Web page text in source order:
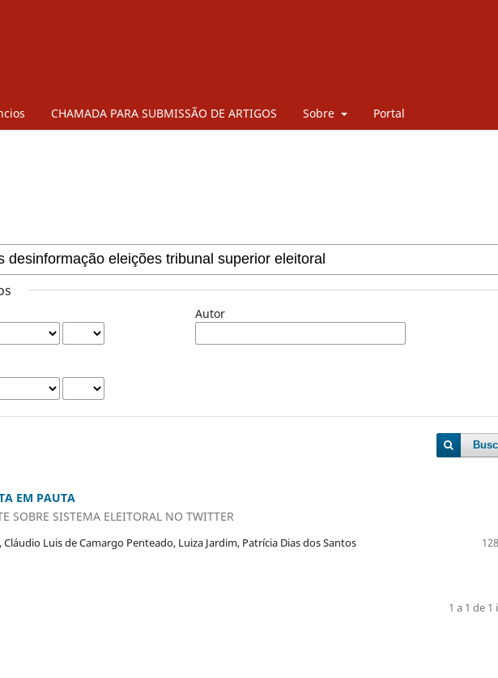
CHAMADA PARA SUBMISSÃO DE ARTIGOS Sobre Portal
Autor
EM PAUTA
SOBRE SISTEMA ELEITORAL NO TWITTER
Cláudio Luis de Camargo Penteado, Luiza Jardim, Patrícia Dias dos Santos
1 a 1 de 1